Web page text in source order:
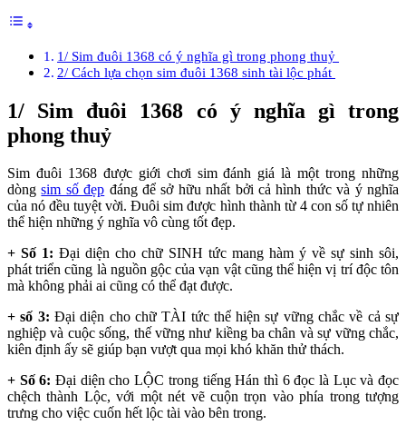
1/ Sim đuôi 1368 có ý nghĩa gì trong phong thuỷ
2/ Cách lựa chọn sim đuôi 1368 sinh tài lộc phát
1/ Sim đuôi 1368 có ý nghĩa gì trong
phong thuỷ
Sim đuôi 1368 được giới chơi sim đánh giá là một trong những
dòngsim số đẹp đáng để sở hữu nhất bởi cả hình thức và ý nghĩa
của nó đều tuyệt vời. Đuôi sim được hình thành từ 4 con số tự nhiên
thể hiện những ý nghĩa vô cùng tốt đẹp.
+ Số 1: Đại diện cho chữ SINH tức mang hàm ý về sự sinh sôi,
phát triển cũng là nguồn gộc của vạn vật cũng thể hiện vị trí độc tôn
mà không phải ai cũng có thể đạt được.
+ số 3: Đại diện cho chữ TÀI tức thể hiện sự vững chắc về cả sự
nghiệp và cuộc sống, thế vững như kiềng ba chân và sự vững chắc,
kiên định ấy sẽ giúp bạn vượt qua mọi khó khăn thử thách.
+ Số 6: Đại diện cho LỘC trong tiếng Hán thì 6 đọc là Lục và đọc
chệch thành Lộc, với một nét vẽ cuộn trọn vào phía trong tượng
trưng cho việc cuốn hết lộc tài vào bên trong.